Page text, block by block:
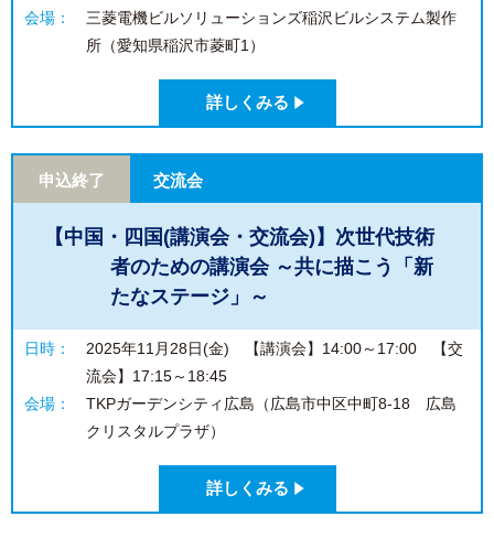
会場：
三菱電機ビルソリューションズ稲沢ビルシステム製作
所（愛知県稲沢市菱町1）
詳しくみる
申込終了 交流会
【中国・四国(講演会・交流会)】次世代技術
者のための講演会 ～共に描こう「新
たなステージ」～
日時：
2025年11月28日(金) 【講演会】14:00～17:00 【交
流会】17:15～18:45
会場：
TKPガーデンシティ広島（広島市中区中町8-18 広島
クリスタルプラザ）
詳しくみる